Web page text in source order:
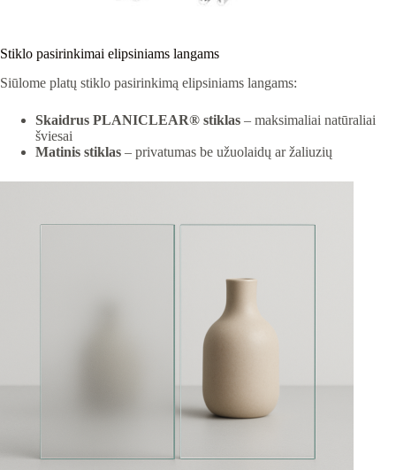
Stiklo pasirinkimai elipsiniams langams
Siūlome platų stiklo pasirinkimą elipsiniams langams:
Skaidrus PLANICLEAR® stiklas – maksimaliai natūraliai
šviesai
Matinis stiklas – privatumas be užuolaidų ar žaliuzių